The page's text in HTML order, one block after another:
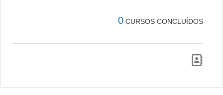
0 CURSOS CONCLUÍDOS